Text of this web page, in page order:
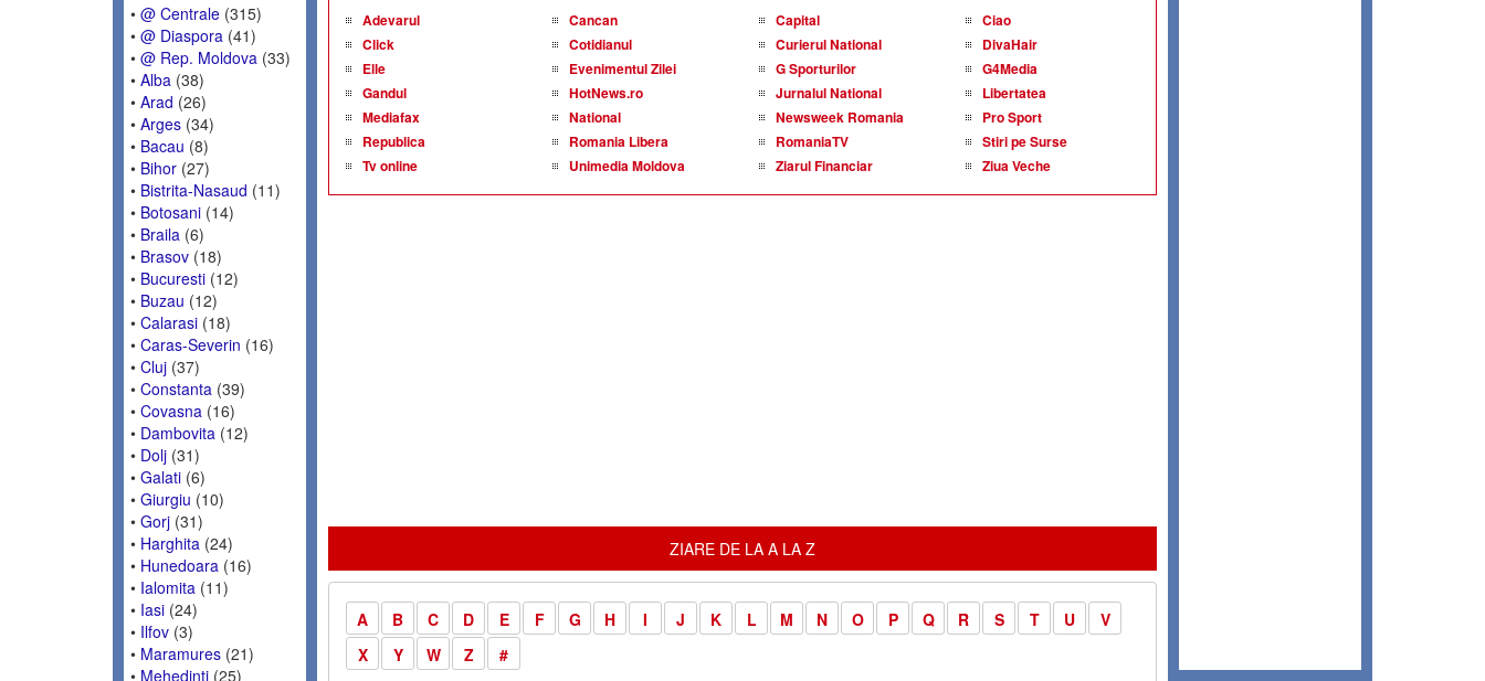
• @ Centrale (315)
• @ Diaspora (41)
• @ Rep. Moldova (33)
• Alba (38)
• Arad (26)
• Arges (34)
• Bacau (8)
• Bihor (27)
• Bistrita-Nasaud (11)
• Botosani (14)
• Braila (6)
• Brasov (18)
• Bucuresti (12)
• Buzau (12)
• Calarasi (18)
• Caras-Severin (16)
• Cluj (37)
• Constanta (39)
• Covasna (16)
• Dambovita (12)
• Dolj (31)
• Galati (6)
• Giurgiu (10)
• Gorj (31)
• Harghita (24)
• Hunedoara (16)
• Ialomita (11)
• Iasi (24)
• Ilfov (3)
• Maramures (21)
• Mehedinti (25)
Adevarul Cancan Capital
Ciao
Click
Cotidianul Curierul National
DivaHair
Elle
Evenimentul Zilei G Sporturilor
G4Media
Gandul
HotNews.ro Jurnalul National
Libertatea
Mediafax
National Newsweek Romania
Pro Sport
Republica
Romania Libera RomaniaTV
Stiri pe Surse
Tv online
Unimedia Moldova Ziarul Financiar Ziua Veche
ZIARE DE LA A LA Z
A B C D E F G H I J K L M N O P Q R S T U
V
X
Y W Z #